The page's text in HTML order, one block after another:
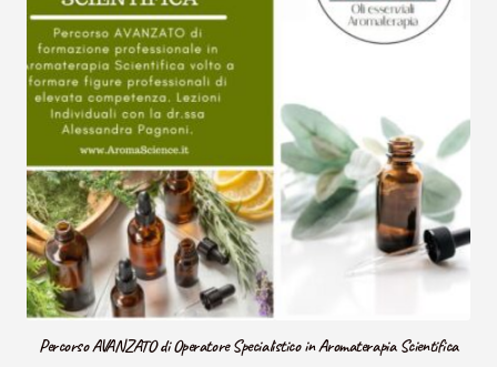
Percorso AVANZATO di Operatore Specialistico in Aromaterapia Scientifica